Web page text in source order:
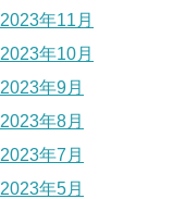
2023年11月
2023年10月
2023年9月
2023年8月
2023年7月
2023年5月